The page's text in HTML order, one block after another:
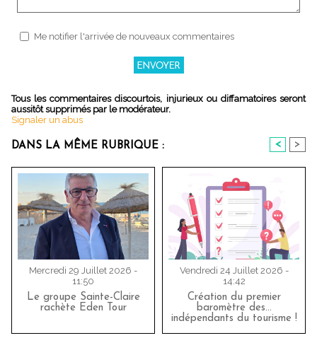
Me notifier l'arrivée de nouveaux commentaires
Tous les commentaires discourtois, injurieux ou diffamatoires seront
aussitôt supprimés par le modérateur.
Signaler un abus
DANS LA MÊME RUBRIQUE : < >
Mercredi 29 Juillet 2026 -
11:50
Le groupe Sainte-Claire
rachète Eden Tour
Vendredi 24 Juillet 2026 -
14:42
Création du premier
baromètre des…
indépendants du tourisme !